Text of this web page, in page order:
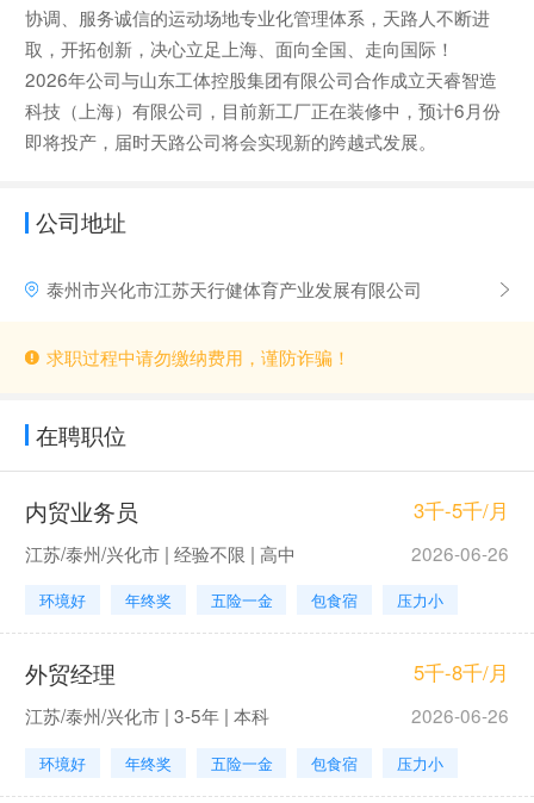
协调、服务诚信的运动场地专业化管理体系，天路人不断进
取，开拓创新，决心立足上海、面向全国、走向国际！
2026年公司与山东工体控股集团有限公司合作成立天睿智造
科技（上海）有限公司，目前新工厂正在装修中，预计6月份
即将投产，届时天路公司将会实现新的跨越式发展。
公司地址
泰州市兴化市江苏天行健体育产业发展有限公司
求职过程中请勿缴纳费用，谨防诈骗！
在聘职位
内贸业务员 3千-5千/月
江苏/泰州/兴化市 | 经验不限 | 高中 2026-06-26
环境好 年终奖 五险一金 包食宿 压力小
外贸经理 5千-8千/月
江苏/泰州/兴化市 | 3-5年 | 本科 2026-06-26
环境好 年终奖 五险一金 包食宿 压力小